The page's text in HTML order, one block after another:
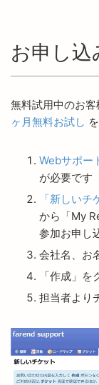
お申し込
無料試用中のお
ヶ月無料お試し
Webサポー
が必要です
「新しい
から「My
参加お申し
会社名、お
「作成」を
担当者より